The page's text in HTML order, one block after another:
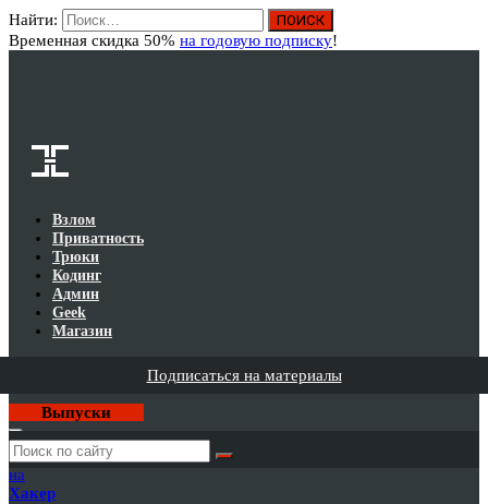
Найти:
Временная скидка 50% на годовую подписку!
Взлом
Приватность
Трюки
Кодинг
Админ
Geek
Магазин
Подписаться на материалы
Выпуски
Годовая
подписка
на
Хакер